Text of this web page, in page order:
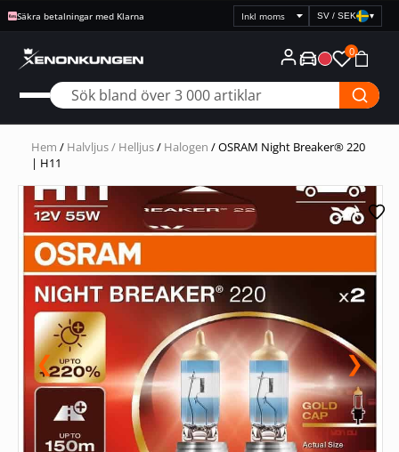
Säkra betalningar med Klarna
Välj
prisvisning
SV / SEK ▾
0
Hem / Halvljus / Helljus/ Halogen / OSRAM Night Breaker® 220
| H11
❮ ❯